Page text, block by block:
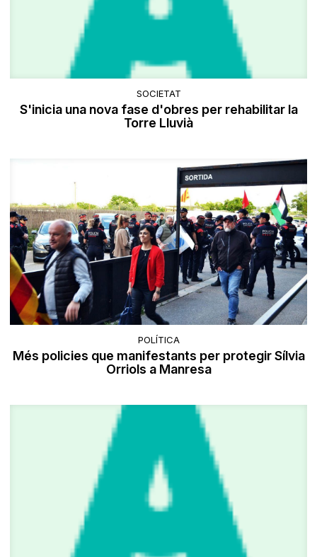
SOCIETAT
S'inicia una nova fase d'obres per rehabilitar la
Torre Lluvià
POLÍTICA
Més policies que manifestants per protegir Sílvia
Orriols a Manresa